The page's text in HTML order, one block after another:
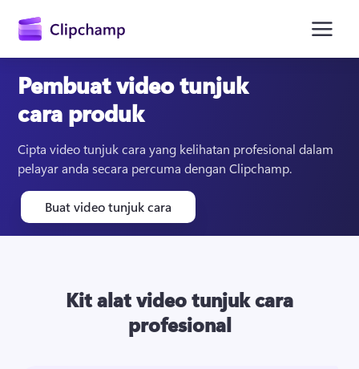
utama
Daftar masuk
Pembuat video tunjuk
cara produk
Cipta video tunjuk cara yang kelihatan profesional dalam
pelayar anda secara percuma dengan Clipchamp.
Buat video tunjuk cara
Kit alat video tunjuk cara
profesional